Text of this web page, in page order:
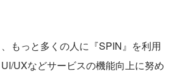
、もっと多くの人に『SPIN』を利用
UXなどサービスの機能向上に努め